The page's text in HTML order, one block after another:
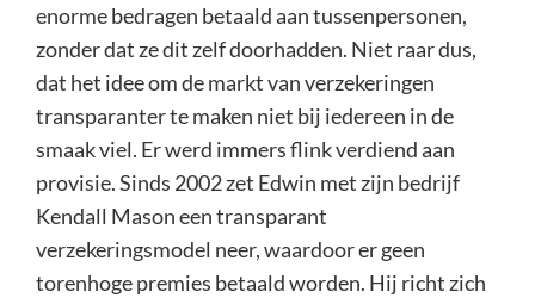
enorme bedragen betaald aan tussenpersonen,
zonder dat ze dit zelf doorhadden. Niet raar dus,
dat het idee om de markt van verzekeringen
transparanter te maken niet bij iedereen in de
smaak viel. Er werd immers flink verdiend aan
provisie. Sinds 2002 zet Edwin met zijn bedrijf
Kendall Mason een transparant
verzekeringsmodel neer, waardoor er geen
torenhoge premies betaald worden. Hij richt zich